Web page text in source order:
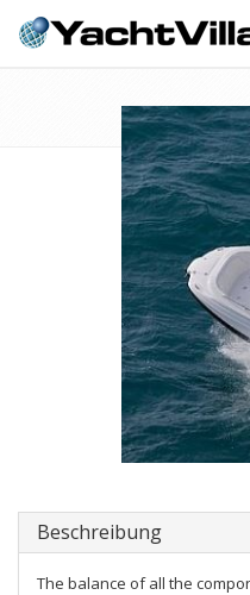
Beschreibung
The balance of all the